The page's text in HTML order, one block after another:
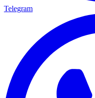
Telegram